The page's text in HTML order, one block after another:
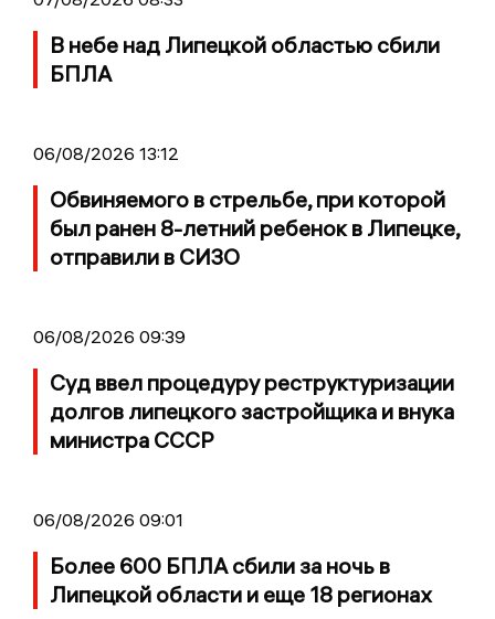
В небе над Липецкой областью сбили
БПЛА
06/08/2026 13:12
Обвиняемого в стрельбе, при которой
был ранен 8-летний ребенок в Липецке,
отправили в СИЗО
06/08/2026 09:39
Суд ввел процедуру реструктуризации
долгов липецкого застройщика и внука
министра СССР
06/08/2026 09:01
Более 600 БПЛА сбили за ночь в
Липецкой области и еще 18 регионах